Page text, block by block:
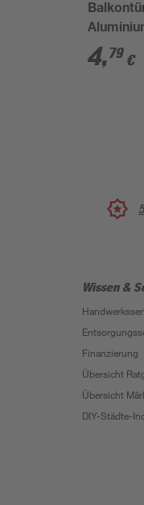
4,79 €
Wissen &
Finanzierung
Übersicht
Übersicht
DIY-Städte-